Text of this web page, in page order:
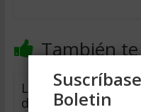
También
Las claves
del éxitoBoletin